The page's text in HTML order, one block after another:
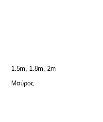
1.5m, 1.8m, 2m
Μαύρος